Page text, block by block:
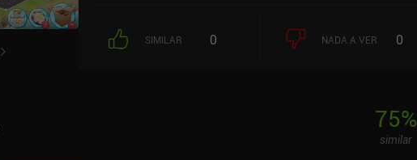
SIMILAR 0 NADA A VER 0
75%
similar